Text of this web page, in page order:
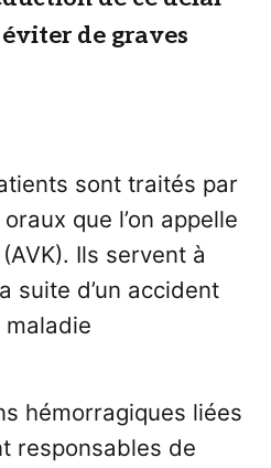
de graves
sont traités par
que l’on appelle
Ils servent à
suite d’un accident
maladie
hémorragiques liées
responsables de